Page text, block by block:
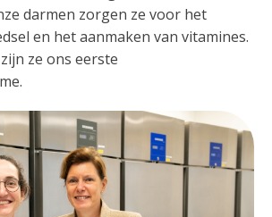
darmen zorgen ze voor het
en het aanmaken van vitamines.
ze ons eerste